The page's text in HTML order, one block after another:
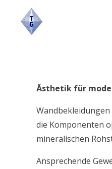
content
Ästhetik für
die Komponenten
mineralischen
Ansprechende